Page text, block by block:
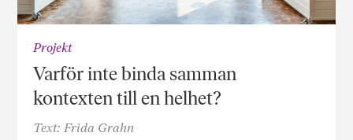
Projekt
Varför inte binda samman
kontexten till en helhet?
Text: Frida Grahn